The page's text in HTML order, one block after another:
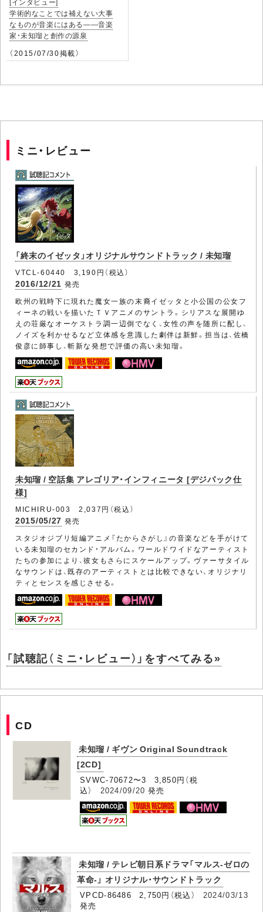
学術的なことでは補えない大事
なものが音楽にはある――音楽
家・未知瑠と創作の源泉
（2015/07/30掲載）
ミニ・レビュー
「終末のイゼッタ」オリジナルサウンドトラック / 未知瑠
VTCL-60440 3,190円（税込）
2016/12/21 発売
欧州の戦時下に現れた魔女一族の末裔イゼッタと小公国の公女フ
ィーネの戦いを描いたＴＶアニメのサントラ。シリアスな展開ゆ
えの荘厳なオーケストラ調一辺倒でなく、女性の声を随所に配し、
ノイズを利かせるなど立体感を意識した劇伴は新鮮。担当は、佐橋
俊彦に師事し、斬新な発想で評価の高い未知瑠。
未知瑠 / 空話集 アレゴリア・インフィニータ [デジパック仕
様]
MICHIRU-003 2,037円（税込）
2015/05/27 発売
スタジオジブリ短編アニメ『たからさがし』の音楽などを手がけて
いる未知瑠のセカンド・アルバム。ワールドワイドなアーティスト
たちの参加により、彼女もさらにスケールアップ。ヴァーサタイル
なサウンドは、既存のアーティストとは比較できない、オリジナリ
ティとセンスを感じさせる。
「試聴記（ミニ・レビュー）」をすべてみる»
CD
未知瑠 / ギヴン Original Soundtrack
[2CD]
SVWC-70672〜3 3,850円（税
込） 2024/09/20 発売
未知瑠 / テレビ朝日系ドラマ「マルス-ゼロの
革命-」 オリジナル・サウンドトラック
VPCD-86486 2,750円（税込） 2024/03/13
発売